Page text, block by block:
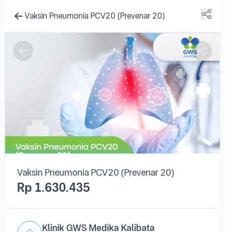
Vaksin Pneumonia PCV20 (Prevenar 20)
Vaksin Pneumonia PCV20 (Prevenar 20)
Rp 1.630.435
Klinik GWS Medika Kalibata